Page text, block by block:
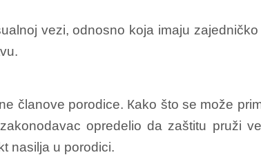
vezi, odnosno koja imaju
članove porodice. Кako što se može
opredelio da zaštitu pruži
nasilja u porodici.